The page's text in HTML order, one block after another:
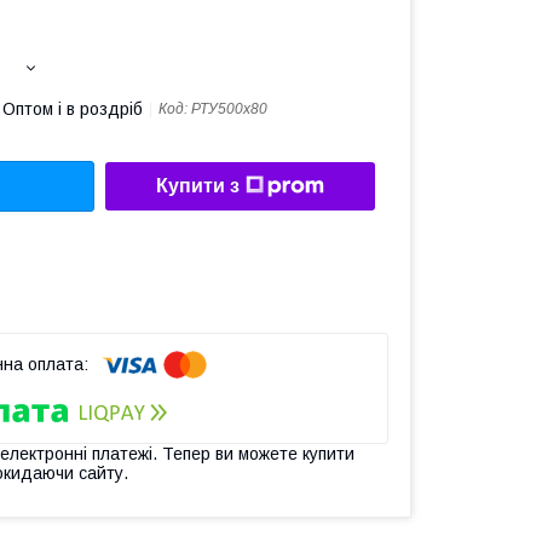
Оптом і в роздріб Код: РТУ500х80
Купити з
платежі. Тепер ви можете купити
сайту.